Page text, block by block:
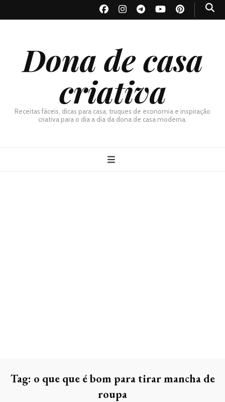
Dona de casa
criativa
Receitas fáceis, dicas para casa, truques de economia e inspiração
criativa para o dia a dia da dona de casa moderna.
Tag: o que que é bom para tirar mancha de
roupa